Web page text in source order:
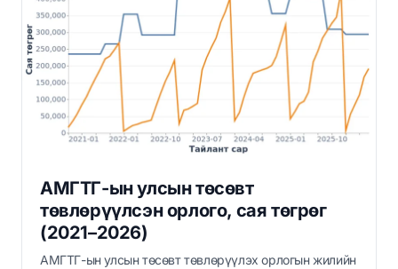
АМГТГ-ын улсын төсөвт
төвлөрүүлсэн орлого, сая төгрөг
(2021–2026)
АМГТГ-ын улсын төсөвт төвлөрүүлэх орлогын жилийн